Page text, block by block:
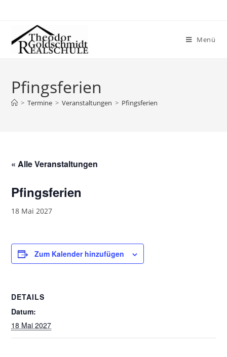
Menü
Pfingsferien
> Termine > Veranstaltungen > Pfingsferien
« Alle Veranstaltungen
Pfingsferien
18 Mai 2027
Zum Kalender hinzufügen
DETAILS
Datum:
18 Mai 2027